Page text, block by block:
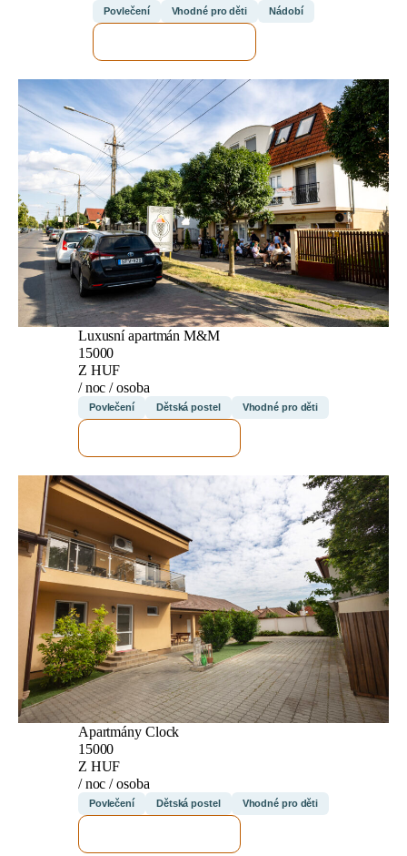
Povlečení Vhodné pro děti Nádobí
Luxusní apartmán M&M
15000
Z HUF
/ noc / osoba
Povlečení Dětská postel Vhodné pro děti
Apartmány Clock
15000
Z HUF
/ noc / osoba
Povlečení Dětská postel Vhodné pro děti